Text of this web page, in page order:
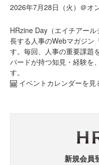
2026年7月28日（火）＠オ
HRzine Day（エイチアー
長する人事のWebマガジン
す。毎回、人事の重要課題
パードが持つ知見・経験を
す。
イベントカレンダーを見
新規会員